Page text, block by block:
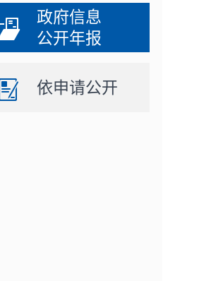
政府信息
公开年报
依申请公开